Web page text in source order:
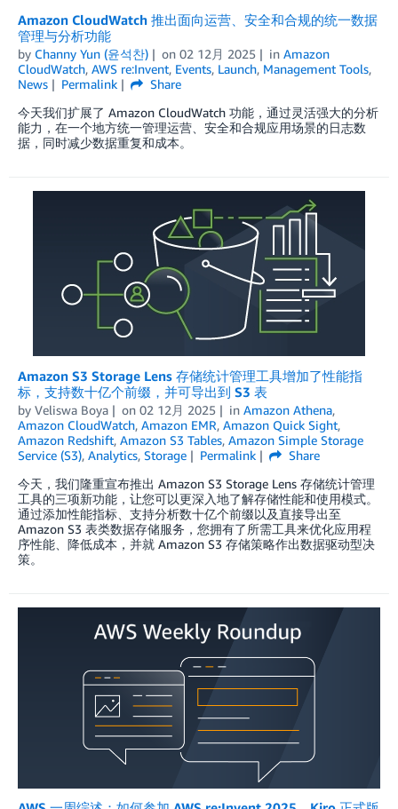
Amazon CloudWatch 推出面向运营、安全和合规的统一数据
管理与分析功能
by Channy Yun (윤석찬) on 02 12月 2025 in Amazon
CloudWatch, AWS re:Invent, Events, Launch, Management Tools,
News
Permalink
Share
今天我们扩展了 Amazon CloudWatch 功能，通过灵活强大的分析
能力，在一个地方统一管理运营、安全和合规应用场景的日志数
据，同时减少数据重复和成本。
Amazon S3 Storage Lens 存储统计管理工具增加了性能指
标，支持数十亿个前缀，并可导出到 S3 表
by Veliswa Boya on 02 12月 2025 in Amazon Athena,
Amazon CloudWatch, Amazon EMR, Amazon Quick Sight,
Amazon Redshift, Amazon S3 Tables, Amazon Simple Storage
Service (S3), Analytics, Storage Permalink
Share
今天，我们隆重宣布推出 Amazon S3 Storage Lens 存储统计管理
工具的三项新功能，让您可以更深入地了解存储性能和使用模式。
通过添加性能指标、支持分析数十亿个前缀以及直接导出至
Amazon S3 表类数据存储服务，您拥有了所需工具来优化应用程
序性能、降低成本，并就 Amazon S3 存储策略作出数据驱动型决
策。